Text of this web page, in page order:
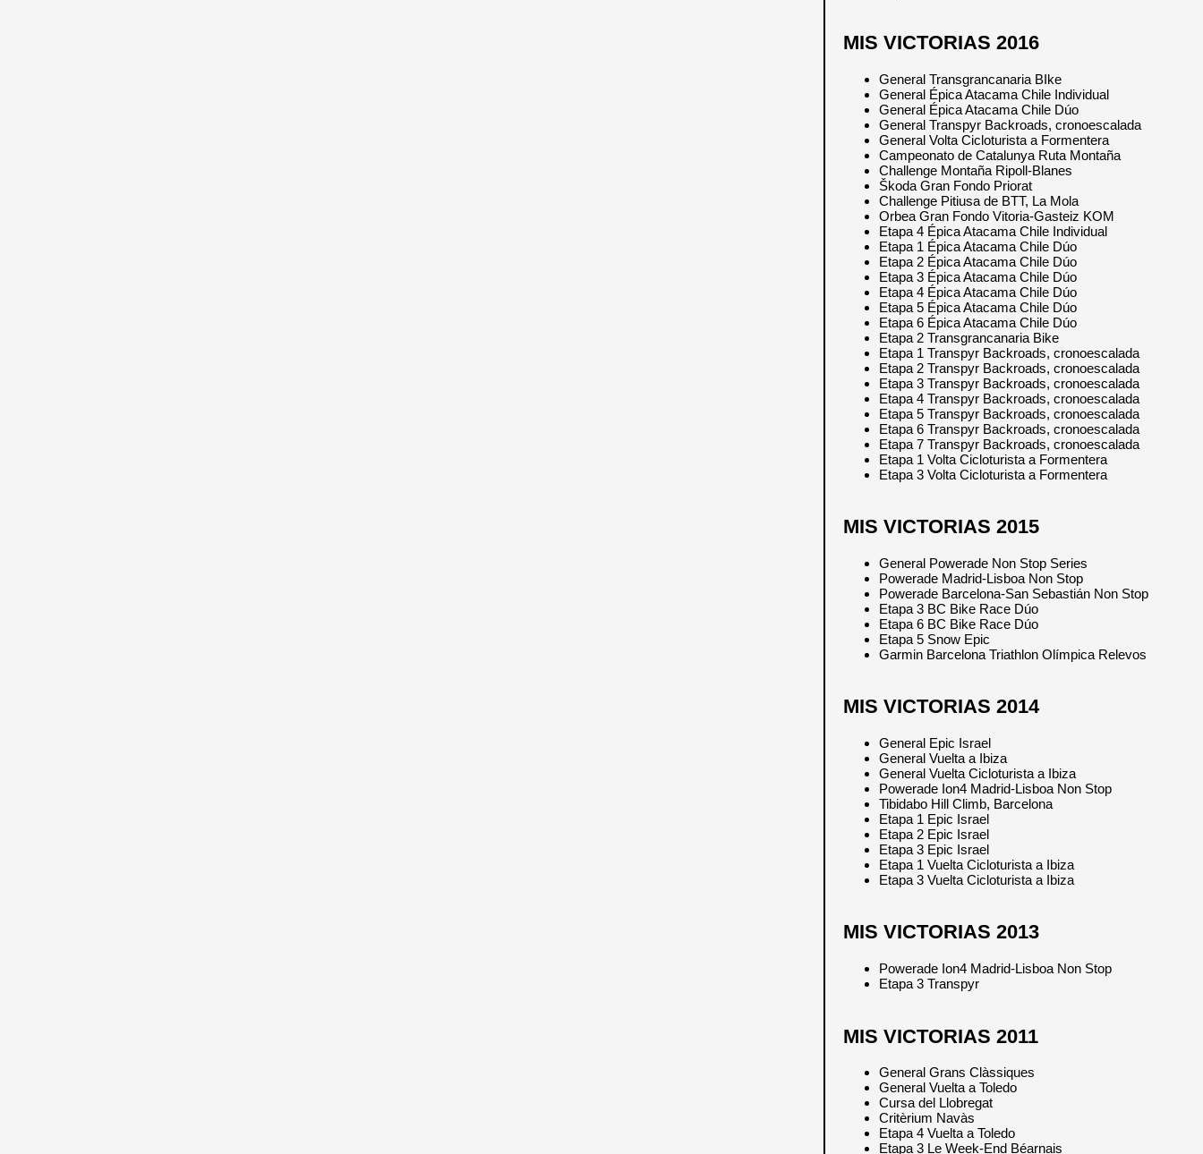
MIS VICTORIAS 2016
General Transgrancanaria BIke
General Épica Atacama Chile Individual
General Épica Atacama Chile Dúo
General Transpyr Backroads, cronoescalada
General Volta Cicloturista a Formentera
Campeonato de Catalunya Ruta Montaña
Challenge Montaña Ripoll-Blanes
Škoda Gran Fondo Priorat
Challenge Pitiusa de BTT, La Mola
Orbea Gran Fondo Vitoria-Gasteiz KOM
Etapa 4 Épica Atacama Chile Individual
Etapa 1 Épica Atacama Chile Dúo
Etapa 2 Épica Atacama Chile Dúo
Etapa 3 Épica Atacama Chile Dúo
Etapa 4 Épica Atacama Chile Dúo
Etapa 5 Épica Atacama Chile Dúo
Etapa 6 Épica Atacama Chile Dúo
Etapa 2 Transgrancanaria Bike
Etapa 1 Transpyr Backroads, cronoescalada
Etapa 2 Transpyr Backroads, cronoescalada
Etapa 3 Transpyr Backroads, cronoescalada
Etapa 4 Transpyr Backroads, cronoescalada
Etapa 5 Transpyr Backroads, cronoescalada
Etapa 6 Transpyr Backroads, cronoescalada
Etapa 7 Transpyr Backroads, cronoescalada
Etapa 1 Volta Cicloturista a Formentera
Etapa 3 Volta Cicloturista a Formentera
MIS VICTORIAS 2015
General Powerade Non Stop Series
Powerade Madrid-Lisboa Non Stop
Powerade Barcelona-San Sebastián Non Stop
Etapa 3 BC Bike Race Dúo
Etapa 6 BC Bike Race Dúo
Etapa 5 Snow Epic
Garmin Barcelona Triathlon Olímpica Relevos
MIS VICTORIAS 2014
General Epic Israel
General Vuelta a Ibiza
General Vuelta Cicloturista a Ibiza
Powerade Ion4 Madrid-Lisboa Non Stop
Tibidabo Hill Climb, Barcelona
Etapa 1 Epic Israel
Etapa 2 Epic Israel
Etapa 3 Epic Israel
Etapa 1 Vuelta Cicloturista a Ibiza
Etapa 3 Vuelta Cicloturista a Ibiza
MIS VICTORIAS 2013
Powerade Ion4 Madrid-Lisboa Non Stop
Etapa 3 Transpyr
MIS VICTORIAS 2011
General Grans Clàssiques
General Vuelta a Toledo
Cursa del Llobregat
Critèrium Navàs
Etapa 4 Vuelta a Toledo
Etapa 3 Le Week-End Béarnais